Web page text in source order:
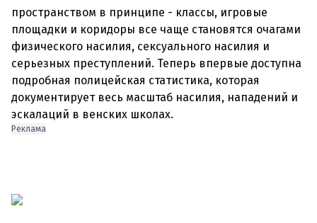
пространством в принципе - классы, игровые
площадки и коридоры все чаще становятся очагами
физического насилия, сексуального насилия и
серьезных преступлений. Теперь впервые доступна
подробная полицейская статистика, которая
документирует весь масштаб насилия, нападений и
эскалаций в венских школах.
Реклама